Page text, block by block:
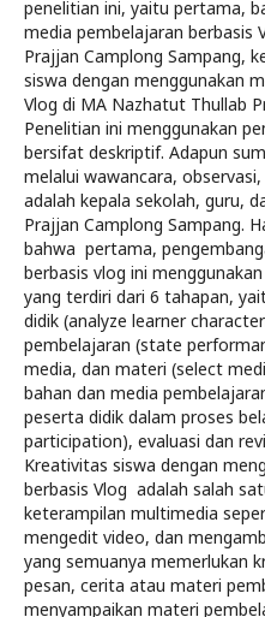
penelitian ini, yaitu pertama,
media pembelajaran berbasis
Prajjan Camplong Sampang,
siswa dengan menggunakan
Vlog di MA Nazhatut Thullab
Penelitian ini menggunakan
bersifat deskriptif. Adapun
melalui wawancara,
adalah kepala sekolah, guru,
Prajjan Camplong Sampang.
bahwa pertama,
berbasis vlog ini
yang terdiri dari 6 tahapan,
didik (analyze learner
pembelajaran (state
media, dan materi (select
bahan dan media
peserta didik dalam proses
participation), evaluasi dan
Kreativitas siswa dengan
berbasis Vlog adalah salah
keterampilan multimedia
mengedit video, dan
yang semuanya memerlukan
pesan, cerita atau materi
menyampaikan materi